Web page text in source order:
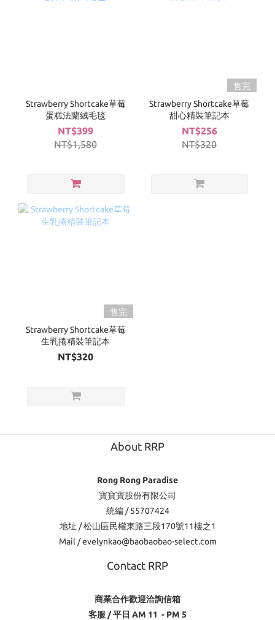
Strawberry Shortcake草莓
蛋糕法蘭絨毛毯
NT$399
NT$1,580
售完
Strawberry Shortcake草莓
甜心精裝筆記本
NT$256
NT$320
售完
Strawberry Shortcake草莓
生乳捲精裝筆記本
NT$320
About RRP
Rong Rong Paradise
寶寶寶股份有限公司
統編 / 55707424
地址 / 松山區民權東路三段170號11樓之1
Mail / evelynkao@baobaobao-select.com
Contact RRP
商業合作歡迎洽詢信箱
客服 / 平日 AM 11 - PM 5